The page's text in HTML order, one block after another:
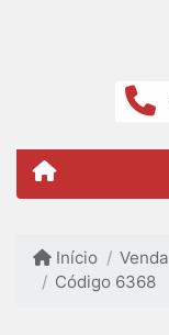
Início Venda
Código 6368